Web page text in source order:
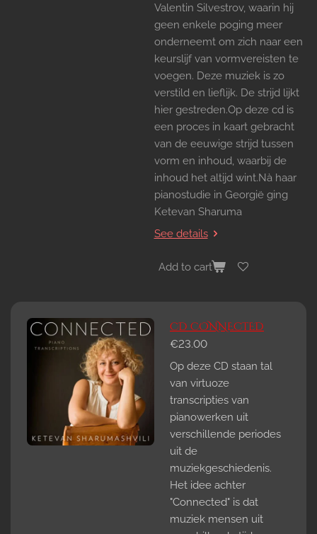
Valentin Silvestrov, waarin hij
geen enkele poging meer
onderneemt om zich naar een
keurslijf van vormvereisten te
voegen. Deze muziek is zo
verstild en lieflijk. De strijd lijkt
hier gestreden.Op deze cd is
een proces in kaart gebracht
van de eeuwige strijd tussen
vorm en inhoud, waarbij de
inhoud het altijd wint.Nà haar
pianostudie in Georgië ging
Ketevan Sharuma
See details
Add to cart
CD CONNECTED
€23.00
Op deze CD staan tal
van virtuoze
transcripties van
pianowerken uit
verschillende periodes
uit de
muziekgeschiedenis.
Het idee achter
"Connected" is dat
muziek mensen uit